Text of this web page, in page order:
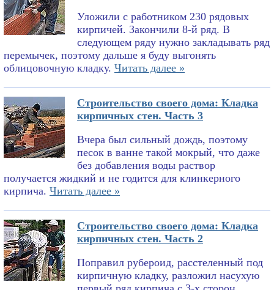
Уложили с работником 230 рядовых
кирпичей. Закончили 8-й ряд. В
следующем ряду нужно закладывать ряд
перемычек, поэтому дальше я буду выгонять
облицовочную кладку. Читать далее »
Строительство своего дома: Кладка
кирпичных стен. Часть 3
Вчера был сильный дождь, поэтому
песок в ванне такой мокрый, что даже
без добавления воды раствор
получается жидкий и не годится для клинкерного
кирпича. Читать далее »
Строительство своего дома: Кладка
кирпичных стен. Часть 2
Поправил рубероид, расстеленный под
кирпичную кладку, разложил насухую